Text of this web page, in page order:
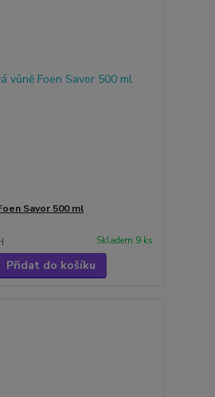
Savor 500 ml
Skladem 9 ks
Přidat do košíku